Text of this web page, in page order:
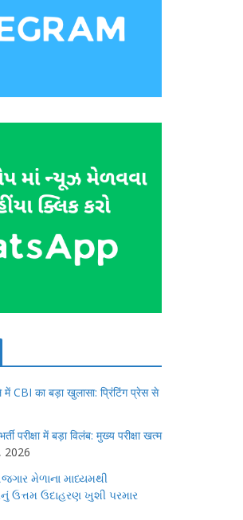
CBI का बड़ा खुलासा: प्रिंटिंग प्रेस से
परीक्षा में बड़ा विलंब: मुख्य परीक्षा खत्म
2026
મેળાના માધ્યમથી
ઉત્તમ ઉદાહરણ ખુશી પરમાર